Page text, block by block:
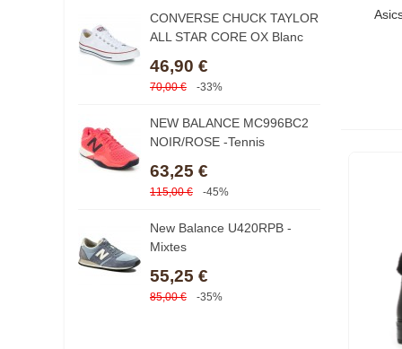
CONVERSE CHUCK TAYLOR
ALL STAR CORE OX Blanc
46,90 €
70,00 € -33%
NEW BALANCE MC996BC2
NOIR/ROSE -Tennis
63,25 €
115,00 € -45%
New Balance U420RPB -
Mixtes
55,25 €
85,00 € -35%